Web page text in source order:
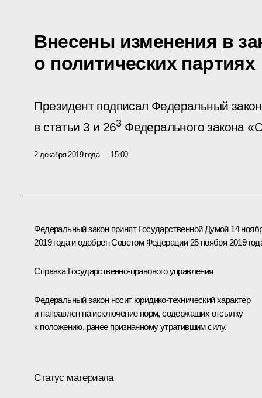
Внесены изменения в
о политических партиях
Президент подписал Федеральный
в статьи 3 и 263Федерального закона
2 декабря 2019 года 15:00
Федеральный закон принят Государственной Думой 14
2019 года и одобрен Советом Федерации 25 ноября 2019
Справка Государственно-правового управления
Федеральный закон носит юридико-технический характер
и направлен на исключение норм, содержащих отсылку
к положению, ранее признанному утратившим силу.
Статус материала